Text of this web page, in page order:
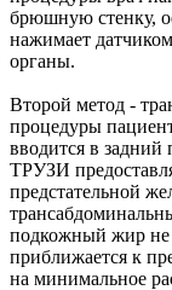
брюшную стенку,
нажимает
органы.
Второй метод -
процедуры
вводится в
ТРУЗИ
предстательной
подкожный жир не
приближается к
на минимальное